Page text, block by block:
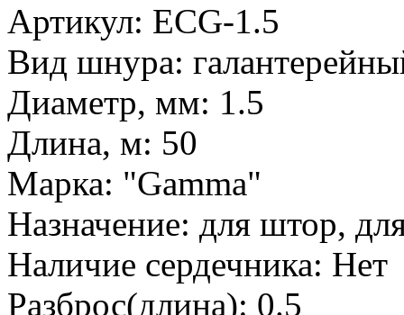
Артикул: ECG-1.5
Вид шнура:
Диаметр, мм: 1.5
Длина, м: 50
Марка: "Gamma"
Назначение: для штор,
Наличие сердечника: Нет
Разброс(длина): 0.5